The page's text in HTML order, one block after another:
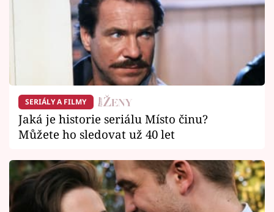
SERIÁLY A FILMY
Jaká je historie seriálu Místo činu?
Můžete ho sledovat už 40 let